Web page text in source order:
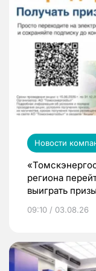
Новости
региона
выиграть призы
09:10 / 03.08.26